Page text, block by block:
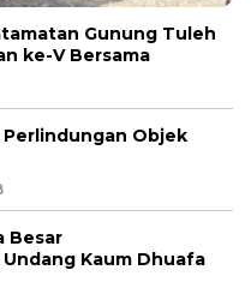
Gunung Tuleh
ke-V Bersama
Perlindungan Objek
Besar
Kaum Dhuafa